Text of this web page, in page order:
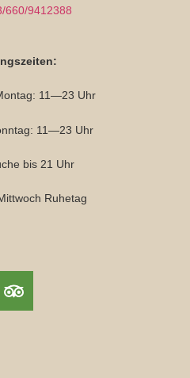
660/9412388
11—23 Uhr
11—23 Uhr
bis 21 Uhr
Ruhetag